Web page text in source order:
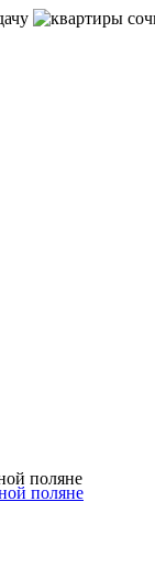
поляне